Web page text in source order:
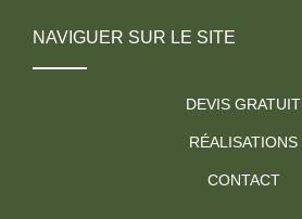
NAVIGUER SUR LE SITE
DEVIS GRATUIT
RÉALISATIONS
CONTACT